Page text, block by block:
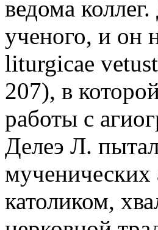
ведома
ученого, и он
liturgicae
207), в
работы с
Делеэ Л.
мученических
католиком,